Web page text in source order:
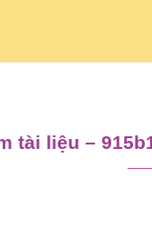
tài liệu –